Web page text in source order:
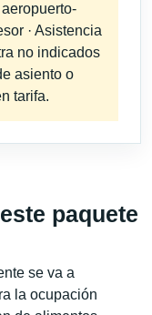
· Asistencia
no indicados
asiento o
tarifa.
paquete
se va a
la ocupación